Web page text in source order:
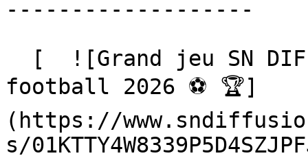
-------------------
football 2026 ⚽️ 🏆]
(https://
s/